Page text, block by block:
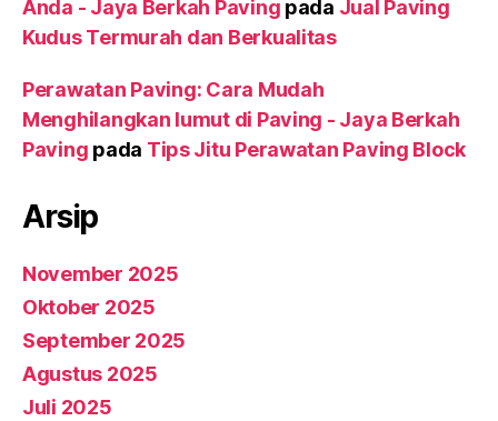
Anda - Jaya Berkah Paving pada Jual Paving
Kudus Termurah dan Berkualitas
Perawatan Paving: Cara Mudah
Menghilangkan lumut di Paving - Jaya Berkah
Paving pada Tips Jitu Perawatan Paving Block
Arsip
November 2025
Oktober 2025
September 2025
Agustus 2025
Juli 2025